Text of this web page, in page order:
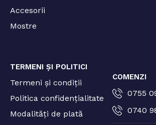
Accesorii
Mostre
TERMENI ȘI POLITICI
Termeni și condiții
Politica confidențialitate
Modalități de plată
COMENZI
0755
0740